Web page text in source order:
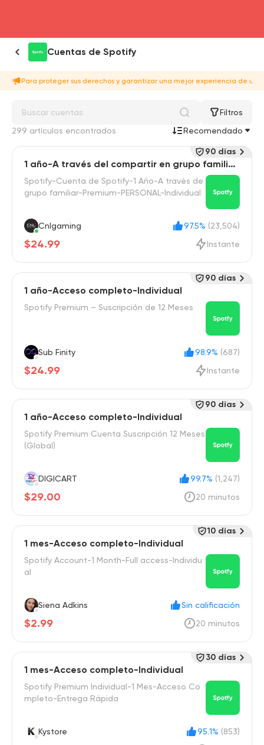
Cuentas de Spotify
Para proteger sus derechos y garantizar una mejor experiencia de
Filtros
299 artículos encontrados
Recomendado
1 año-A través del compartir en grupo familiar
-Individual
Spotify-Cuenta de Spotify-1 Año-A través de
grupo familiar-Premium-PERSONAL-Individual
Cnlgaming 97.5% (23,504)
$24.99 Instante
90 días
1 año-Acceso completo-Individual
Spotify Premium – Suscripción de 12 Meses
Sub Finity 98.9% (687)
$24.99 Instante
90 días
1 año-Acceso completo-Individual
Spotify Premium Cuenta Suscripción 12 Meses
(Global)
DIGICART 99.7% (1,247)
$29.00 20 minutos
90 días
1 mes-Acceso completo-Individual
Spotify Account-1 Month-Full access-Individu
al
Siena Adkins Sin calificación
$2.99 20 minutos
10 días
1 mes-Acceso completo-Individual
Spotify Premium Individual-1 Mes-Acceso Co
mpleto-Entrega Rápida
Kystore 95.1% (853)
30 días